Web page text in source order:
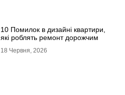
10 Помилок в дизайні квартири,
які роблять ремонт дорожчим
18 Червня, 2026